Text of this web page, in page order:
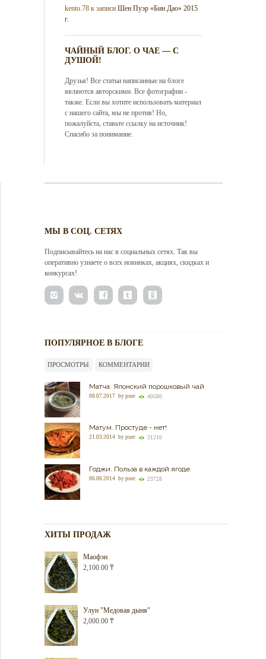
kento.78 к записиШен Пуэр «Бин Дао» 2015
г.
ЧАЙНЫЙ БЛОГ. О ЧАЕ — С
ДУШОЙ!
Друзья! Все статьи написанные на блоге
являются авторскими. Все фотографии -
также. Если вы хотите использовать материал
с нашего сайта, мы не против! Но,
пожалуйста, ставьте ссылку на источник!
Спасибо за понимание.
МЫ В СОЦ. СЕТЯХ
Подписывайтесь на нас в социальных сетях. Так вы
оперативно узнаете о всех новинках, акциях, скидках и
конкурсах!
ПОПУЛЯРНОЕ В БЛОГЕ
ПРОСМОТРЫ КОММЕНТАРИИ
Матча. Японский порошковый чай
08.07.2017 by puer 40580
Матум. Простуде - нет!
21.03.2014 by puer 31210
Годжи. Польза в каждой ягоде
06.06.2014 by puer 23728
ХИТЫ ПРОДАЖ
Маофэн
2,100.00 ₸
Улун "Медовая дыня"
2,000.00 ₸